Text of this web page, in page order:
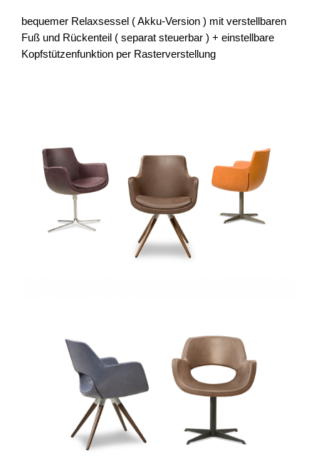
bequemer Relaxsessel ( Akku-Version ) mit verstellbaren
Fuß und Rückenteil ( separat steuerbar ) + einstellbare
Kopfstützenfunktion per Rasterverstellung